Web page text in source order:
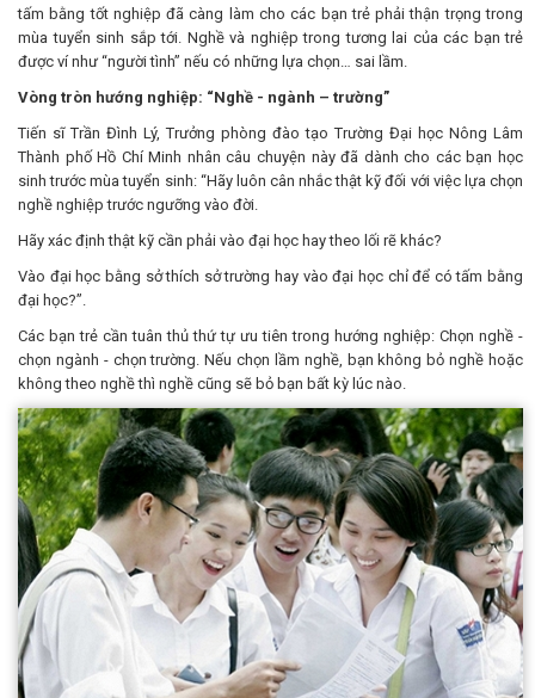
tấm bằng tốt nghiệp đã càng làm cho các bạn trẻ phải thận trọng trong
mùa tuyển sinh sắp tới. Nghề và nghiệp trong tương lai của các bạn trẻ
được ví như “người tình” nếu có những lựa chọn… sai lầm.
Vòng tròn hướng nghiệp: “Nghề - ngành – trường”
Tiến sĩ Trần Đình Lý, Trưởng phòng đào tạo Trường Đại học Nông Lâm
Thành phố Hồ Chí Minh nhân câu chuyện này đã dành cho các bạn học
sinh trước mùa tuyển sinh: “Hãy luôn cân nhắc thật kỹ đối với việc lựa chọn
nghề nghiệp trước ngưỡng vào đời.
Hãy xác định thật kỹ cần phải vào đại học hay theo lối rẽ khác?
Vào đại học bằng sở thích sở trường hay vào đại học chỉ để có tấm bằng
đại học?”.
Các bạn trẻ cần tuân thủ thứ tự ưu tiên trong hướng nghiệp: Chọn nghề -
chọn ngành - chọn trường. Nếu chọn lầm nghề, bạn không bỏ nghề hoặc
không theo nghề thì nghề cũng sẽ bỏ bạn bất kỳ lúc nào.